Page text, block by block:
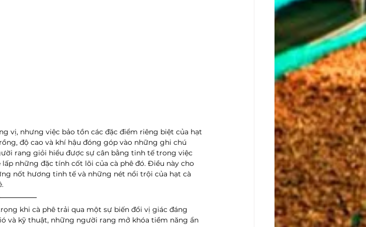
vị, nhưng việc bảo tồn các đặc điểm riêng biệt của hạt
độ cao và khí hậu đóng góp vào những ghi chú
rang giỏi hiểu được sự cân bằng tinh tế trong việc
những đặc tính cốt lõi của cà phê đó. Điều này cho
nốt hương tinh tế và những nét nổi trội của hạt cà
khi cà phê trải qua một sự biến đổi vị giác đáng
và kỹ thuật, những người rang mở khóa tiềm năng ẩn